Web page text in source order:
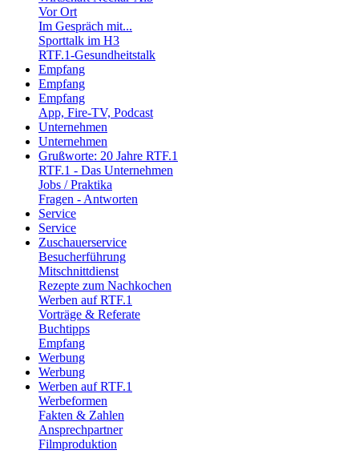
Vor Ort
Im Gespräch mit...
Sporttalk im H3
RTF.1-Gesundheitstalk
Empfang
Empfang
Empfang
App, Fire-TV, Podcast
Unternehmen
Unternehmen
Grußworte: 20 Jahre RTF.1
RTF.1 - Das Unternehmen
Jobs / Praktika
Fragen - Antworten
Service
Service
Zuschauerservice
Besucherführung
Mitschnittdienst
Rezepte zum Nachkochen
Werben auf RTF.1
Vorträge & Referate
Buchtipps
Empfang
Werbung
Werbung
Werben auf RTF.1
Werbeformen
Fakten & Zahlen
Ansprechpartner
Filmproduktion